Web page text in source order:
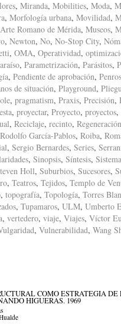
, Miranda, Mobilities, Moda,
, Morfología urbana, Movilidad,
Romano de Mérida, Museos,
, Newton, No, No-Stop City,
, OMA, Operatividad,
, Parametrización, Parásitos,
, Pendiente de aprobación,
de situación, Playground,
, pragmatism, Praxis, Precisión,
, proyectar, Proyecto, proyectos,
, Reciclaje, recinto, Regeneración
Rodolfo García-Pablos, Roiba,
, Sergio Bernardes, Series,
, Sinopsis, Síntesis,
Holl, Suburbios, Sucesores,
, Teatros, Tejidos, Templo de
, topografía, Topología, Torres
, Tupamaros, ULM, Umberto
, vertedero, viaje, Viajes, Víctor
, Vulnerabilidad, Wang
COMO ESTRATEGIA
HIGUERAS. 1969